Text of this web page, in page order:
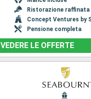
Ristorazione raffinata
Concept Ventures by
Pensione completa
VEDERE LE OFFERTE